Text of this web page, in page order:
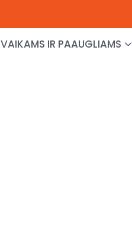
VAIKAMS IR PAAUGLIAMS